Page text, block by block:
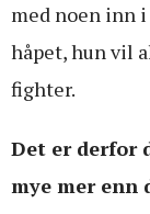
med noen inn
håpet, hun vil
fighter.
Det er derfor
mye mer enn